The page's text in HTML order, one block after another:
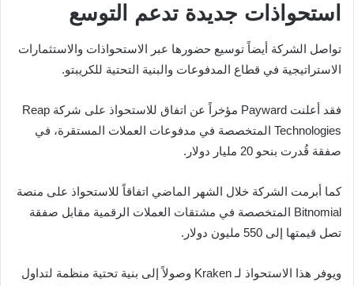
استحواذات جديدة تدعم التوسع
تواصل الشركة أيضاً توسيع حضورها عبر الاستحواذات والاستثمارات
الاستراتيجية في قطاع المدفوعات والبنية التحتية للكريبتو.
فقد أعلنت Payward مؤخراً عن اتفاق للاستحواذ على شركة Reap
Technologies المتخصصة في مدفوعات العملات المستقرة، في
صفقة قُدرت بنحو 20 مليار دولار.
كما أبرمت الشركة خلال الشهر الماضي اتفاقاً للاستحواذ على منصة
Bitnomial المتخصصة في مشتقات العملات الرقمية مقابل صفقة
تصل قيمتها إلى 550 مليون دولار.
ويوفر هذا الاستحواذ لـ Kraken وصولاً إلى بنية تحتية منظمة لتداول